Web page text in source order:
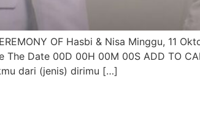
OF Hasbi & Nisa Minggu,
Date 00D 00H 00M 00S ADD TO
dari (jenis) dirimu […]